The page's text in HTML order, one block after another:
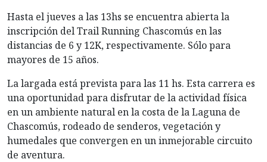
Hasta el jueves a las 13hs se encuentra abierta la
inscripción del Trail Running Chascomús en las
distancias de 6 y 12K, respectivamente. Sólo para
mayores de 15 años.
La largada está prevista para las 11 hs. Esta carrera es
una oportunidad para disfrutar de la actividad física
en un ambiente natural en la costa de la Laguna de
Chascomús, rodeado de senderos, vegetación y
humedales que convergen en un inmejorable circuito
de aventura.